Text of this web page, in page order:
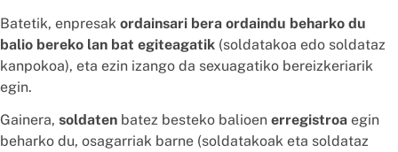
Batetik, enpresak ordainsari bera ordaindu beharko du
balio bereko lan bat egiteagatik (soldatakoa edo soldataz
kanpokoa), eta ezin izango da sexuagatiko bereizkeriarik
egin.
Gainera, soldaten batez besteko balioen erregistroa egin
beharko du, osagarriak barne (soldatakoak eta soldataz